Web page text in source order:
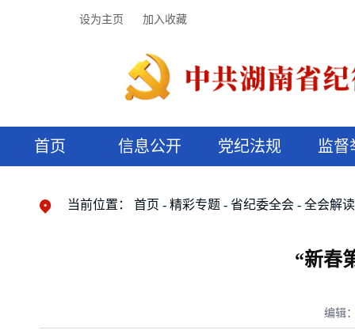
设为主页 加入收藏
首页 信息公开 党纪法规 监督
当前位置： 首页 精彩专题 省纪委全会 全会解读
“新春
编辑